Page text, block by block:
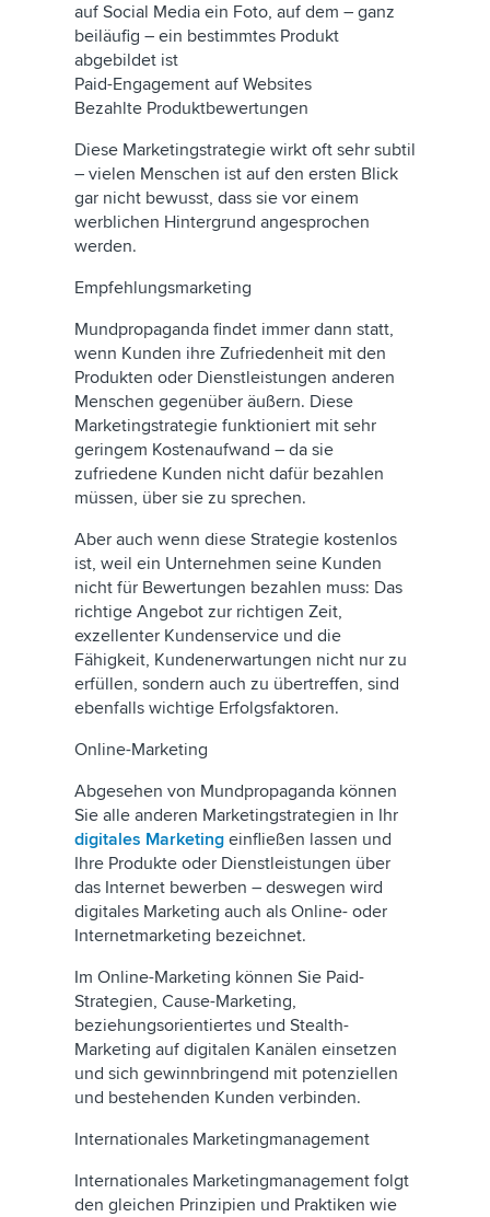
auf Social Media ein Foto, auf dem – ganz
beiläufig – ein bestimmtes Produkt
abgebildet ist
Paid-Engagement auf Websites
Bezahlte Produktbewertungen
Diese Marketingstrategie wirkt oft sehr subtil
– vielen Menschen ist auf den ersten Blick
gar nicht bewusst, dass sie vor einem
werblichen Hintergrund angesprochen
werden.
Empfehlungsmarketing
Mundpropaganda findet immer dann statt,
wenn Kunden ihre Zufriedenheit mit den
Produkten oder Dienstleistungen anderen
Menschen gegenüber äußern. Diese
Marketingstrategie funktioniert mit sehr
geringem Kostenaufwand – da sie
zufriedene Kunden nicht dafür bezahlen
müssen, über sie zu sprechen.
Aber auch wenn diese Strategie kostenlos
ist, weil ein Unternehmen seine Kunden
nicht für Bewertungen bezahlen muss: Das
richtige Angebot zur richtigen Zeit,
exzellenter Kundenservice und die
Fähigkeit, Kundenerwartungen nicht nur zu
erfüllen, sondern auch zu übertreffen, sind
ebenfalls wichtige Erfolgsfaktoren.
Online-Marketing
Abgesehen von Mundpropaganda können
Sie alle anderen Marketingstrategien in Ihr
digitales Marketing einfließen lassen und
Ihre Produkte oder Dienstleistungen über
das Internet bewerben – deswegen wird
digitales Marketing auch als Online- oder
Internetmarketing bezeichnet.
Im Online-Marketing können Sie Paid-
Strategien, Cause-Marketing,
beziehungsorientiertes und Stealth-
Marketing auf digitalen Kanälen einsetzen
und sich gewinnbringend mit potenziellen
und bestehenden Kunden verbinden.
Internationales Marketingmanagement
Internationales Marketingmanagement folgt
den gleichen Prinzipien und Praktiken wie